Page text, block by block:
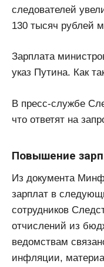
следователей
130 тысяч рублей
Зарплата
указ Путина. Как
В пресс-службе
что ответят на
Повышение
Из документа
зарплат в
сотрудников
отчислений из
ведомствам
инфляции,